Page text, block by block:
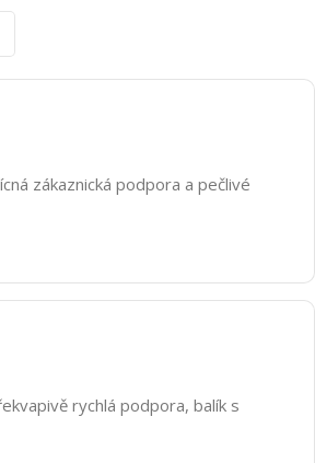
zákaznická podpora a pečlivé
rychlá podpora, balík s